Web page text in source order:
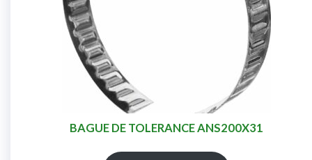
BAGUE DE TOLERANCE ANS200X31